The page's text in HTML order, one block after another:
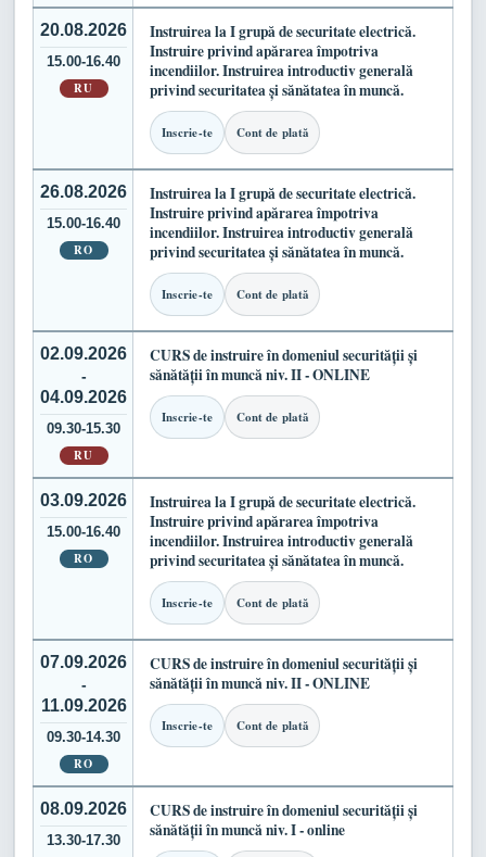
20.08.2026
15.00-16.40
RU
Instruirea la I grupă de securitate electrică.
Instruire privind apărarea împotriva
incendiilor. Instruirea introductiv generală
privind securitatea și sănătatea în muncă.
Inscrie-te Cont de plată
26.08.2026
15.00-16.40
RO
Instruirea la I grupă de securitate electrică.
Instruire privind apărarea împotriva
incendiilor. Instruirea introductiv generală
privind securitatea și sănătatea în muncă.
Inscrie-te Cont de plată
02.09.2026
-
04.09.2026
09.30-15.30
RU
CURS de instruire în domeniul securității și
sănătății în muncă niv. II - ONLINE
Inscrie-te Cont de plată
03.09.2026
15.00-16.40
RO
Instruirea la I grupă de securitate electrică.
Instruire privind apărarea împotriva
incendiilor. Instruirea introductiv generală
privind securitatea și sănătatea în muncă.
Inscrie-te Cont de plată
07.09.2026
-
11.09.2026
09.30-14.30
RO
CURS de instruire în domeniul securității și
sănătății în muncă niv. II - ONLINE
Inscrie-te Cont de plată
08.09.2026
13.30-17.30
CURS de instruire în domeniul securității și
sănătății în muncă niv. I - online